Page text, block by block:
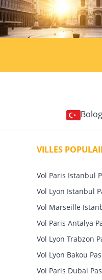
VILLES
Vol Paris Istanbul
Vol Lyon Istanbul
Vol Marseille
Vol Paris Antalya
Vol Lyon Trabzon
Vol Lyon Bakou
Vol Paris Dubai